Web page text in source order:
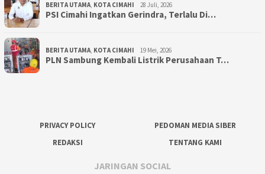
BERITA UTAMA, KOTA CIMAHI 28 Juli, 2026
PSI Cimahi Ingatkan Gerindra, Terlalu Di…
BERITA UTAMA, KOTA CIMAHI 19 Mei, 2026
PLN Sambung Kembali Listrik Perusahaan T…
PRIVACY POLICY
PEDOMAN MEDIA SIBER
REDAKSI
TENTANG KAMI
JARINGAN SOCIAL